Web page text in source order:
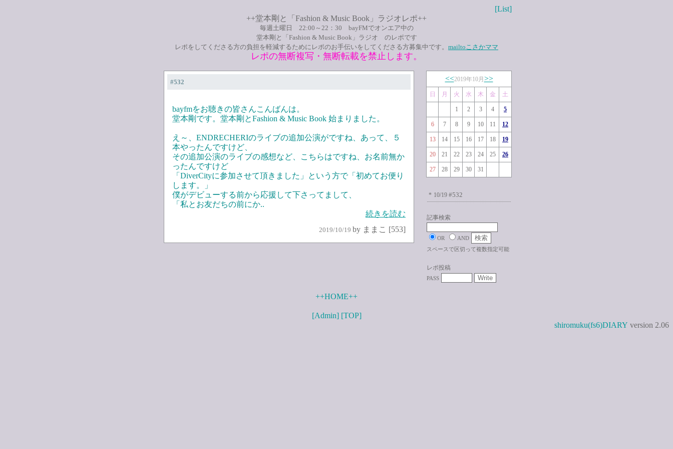
[List]
++堂本剛と「Fashion & Music Book」ラジオレポ++
毎週土曜日 22:00～22：30 bayFMでオンエア中の
堂本剛と「Fashion & Music Book」ラジオ のレポです
レポをしてくださる方の負担を軽減するためにレポのお手伝いをしてくださる方募集中です。 mailtoこさかママ
レポの無断複写・無断転載を禁止します。
#532
bayfmをお聴きの皆さんこんばんは。
堂本剛です。堂本剛とFashion & Music Book 始まりました。
え～、ENDRECHERIのライブの追加公演がですね、あって、５
本やったんですけど、
その追加公演のライブの感想など、こちらはですね、お名前無か
ったんですけど
「DiverCityに参加させて頂きました」という方で「初めてお便り
します。」
僕がデビューする前から応援して下さってまして、
「私とお友だちの前にか..
続きを読む
2019/10/19 by ままこ [553]
<<2019年10月 >>
日 月 火 水 木 金 土
1 2 3 4 5
6 7 8 9 10 11 12
13 14 15 16 17 18 19
20 21 22 23 24 25 26
27 28 29 30 31
* 10/19 #532
記事検索
OR
AND
スペースで区切って複数指定可能
レポ投稿
PASS
++HOME++
[Admin] [TOP]
shiromuku(fs6)DIARY version 2.06